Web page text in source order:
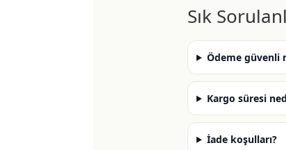
Sık
Ödeme güvenli
Kargo süresi
İade koşulları?